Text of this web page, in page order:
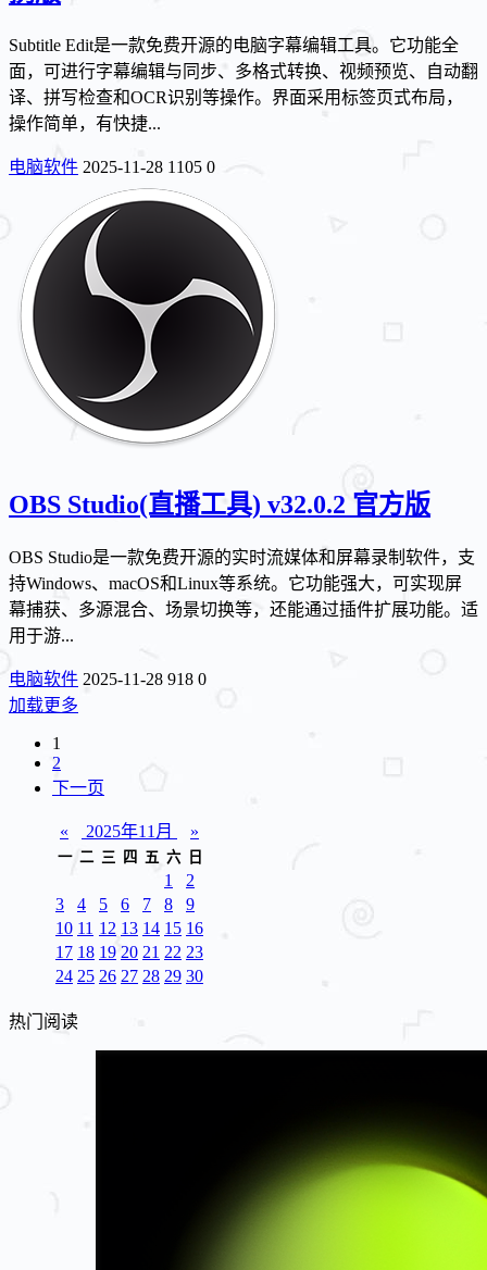
Subtitle Edit是一款免费开源的电脑字幕编辑工具。它功能全
面，可进行字幕编辑与同步、多格式转换、视频预览、自动翻
译、拼写检查和OCR识别等操作。界面采用标签页式布局，
操作简单，有快捷...
电脑软件 2025-11-28 1105 0
OBS Studio(直播工具) v32.0.2 官方版
OBS Studio是一款免费开源的实时流媒体和屏幕录制软件，支
持Windows、macOS和Linux等系统。它功能强大，可实现屏
幕捕获、多源混合、场景切换等，还能通过插件扩展功能。适
用于游...
电脑软件 2025-11-28 918 0
加载更多
1
2
下一页
« 2025年11月 »
一 二 三 四 五 六 日
1
2
3
4 5 6 7 8
9
10 11 12 13 14 15 16
17 18 19 20 21 22 23
24 25 26 27 28 29 30
热门阅读